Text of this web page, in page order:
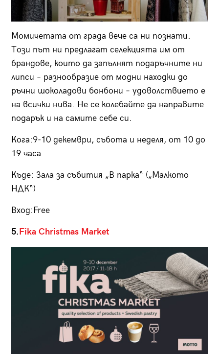
Момичетата от града вече са ни познати.
Този път ни предлагат селекцията им от
брандове, които да запълнят подаръчните ни
липси – разнообразие от модни находки до
ръчни шоколадови бонбони – удоволствието е
на всички нива. Не се колебайте да направите
подарък и на самите себе си.
Кога:9-10 декември, събота и неделя, от 10 до
19 часа
Къде: Зала за събития „В парка“ („Малкото
НДК“)
Вход:Free
5. Fika Christmas Market